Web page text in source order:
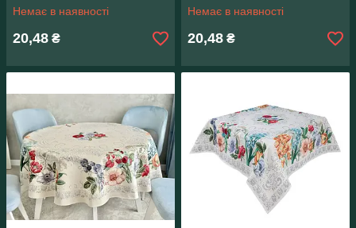
Немає в наявності
20,48 ₴
Немає в наявності
20,48 ₴